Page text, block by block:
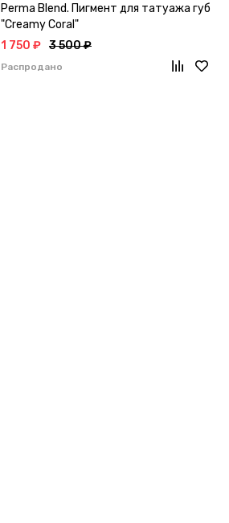
Perma Blend. Пигмент для татуажа губ
"Creamy Coral"
1 750 ₽ 3 500 ₽
Распродано